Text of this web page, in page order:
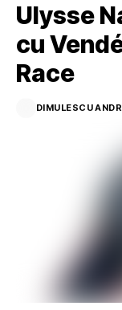
Ulysse
cu
Race
DIMULESCU